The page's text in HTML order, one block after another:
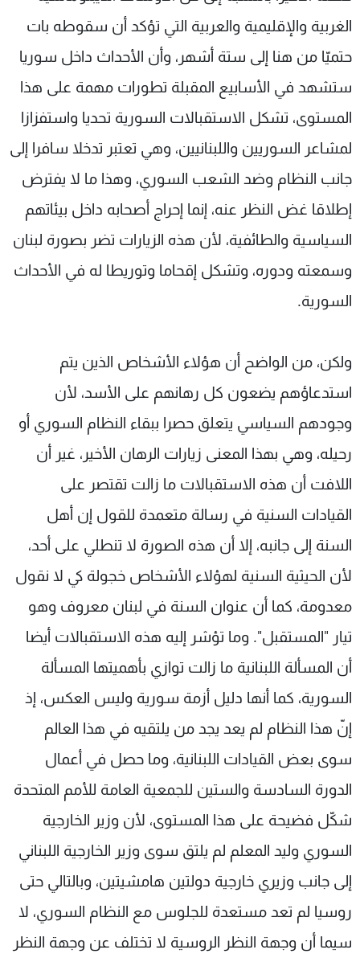
الغربية والإقليمية والعربية التي تؤكد أن سقوطه بات
حتميّا من هنا إلى ستة أشهر، وأن الأحداث داخل سوريا
ستشهد في الأسابيع المقبلة تطورات مهمة على هذا
المستوى، تشكل الاستقبالات السورية تحديا واستفزازا
لمشاعر السوريين واللبنانيين، وهي تعتبر تدخلا سافرا إلى
جانب النظام وضد الشعب السوري، وهذا ما لا يفترض
إطلاقا غض النظر عنه، إنما إحراج أصحابه داخل بيئاتهم
السياسية والطائفية، لأن هذه الزيارات تضر بصورة لبنان
وسمعته ودوره، وتشكل إقحاما وتوريطا له في الأحداث
السورية.
ولكن، من الواضح أن هؤلاء الأشخاص الذين يتم
استدعاؤهم يضعون كل رهانهم على الأسد، لأن
وجودهم السياسي يتعلق حصرا ببقاء النظام السوري أو
رحيله، وهي بهذا المعنى زيارات الرهان الأخير، غير أن
اللافت أن هذه الاستقبالات ما زالت تقتصر على
القيادات السنية في رسالة متعمدة للقول إن أهل
السنة إلى جانبه، إلا أن هذه الصورة لا تنطلي على أحد،
لأن الحيثية السنية لهؤلاء الأشخاص خجولة كي لا نقول
معدومة، كما أن عنوان السنة في لبنان معروف وهو
تيار "المستقبل". وما تؤشر إليه هذه الاستقبالات أيضا
أن المسألة اللبنانية ما زالت توازي بأهميتها المسألة
السورية، كما أنها دليل أزمة سورية وليس العكس، إذ
إنّ هذا النظام لم يعد يجد من يلتقيه في هذا العالم
سوى بعض القيادات اللبنانية، وما حصل في أعمال
الدورة السادسة والستين للجمعية العامة للأمم المتحدة
شكّل فضيحة على هذا المستوى، لأن وزير الخارجية
السوري وليد المعلم لم يلتق سوى وزير الخارجية اللبناني
إلى جانب وزيري خارجية دولتين هامشيتين، وبالتالي حتى
روسيا لم تعد مستعدة للجلوس مع النظام السوري، لا
سيما أن وجهة النظر الروسية لا تختلف عن وجهة النظر